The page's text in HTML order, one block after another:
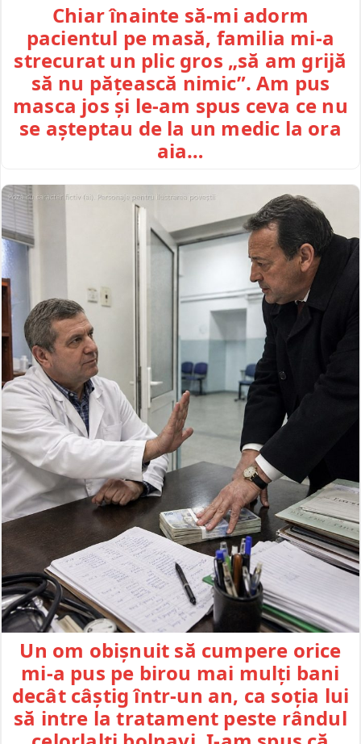
Chiar înainte să-mi adorm
pacientul pe masă, familia mi-a
strecurat un plic gros „să am grijă
să nu pățească nimic”. Am pus
masca jos și le-am spus ceva ce nu
se așteptau de la un medic la ora
aia…
Un om obișnuit să cumpere orice
mi-a pus pe birou mai mulți bani
decât câștig într-un an, ca soția lui
să intre la tratament peste rândul